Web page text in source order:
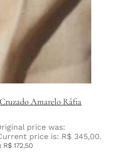
Amarelo Ráfia
price was:
price is: R$ 345,00.
R$ 172,50